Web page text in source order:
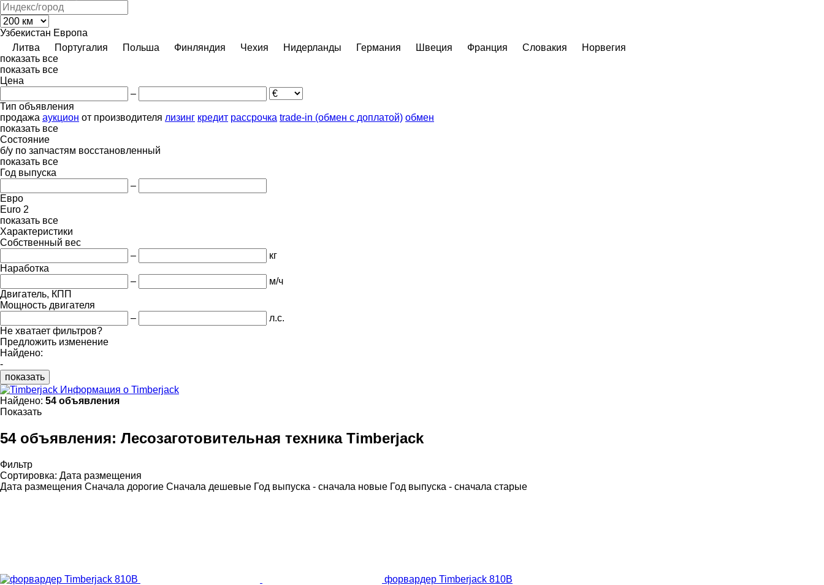
Узбекистан Европа
Литва
Португалия Польша Финляндия Чехия Нидерланды Германия Швеция Франция Словакия
Норвегия
показать все
показать все
Цена
–
Тип объявления
продажа аукцион от производителя лизинг кредит рассрочка trade-in (обмен с доплатой) обмен
показать все
Состояние
б/у по запчастям восстановленный
показать все
Год выпуска
–
Евро
Euro 2
показать все
Характеристики
Собственный вес
–
кг
Наработка
–
м/ч
Двигатель, КПП
Мощность двигателя
–
л.с.
Не хватает фильтров?
Предложить изменение
Найдено:
-
показать
Информация о Timberjack
Найдено: 54 объявления
Показать
54 объявления: Лесозаготовительная техника Timberjack
Фильтр
Сортировка: Дата размещения
Дата размещения Сначала дорогие Сначала дешевые Год выпуска - сначала новые Год выпуска - сначала старые
форвардер Timberjack 810B